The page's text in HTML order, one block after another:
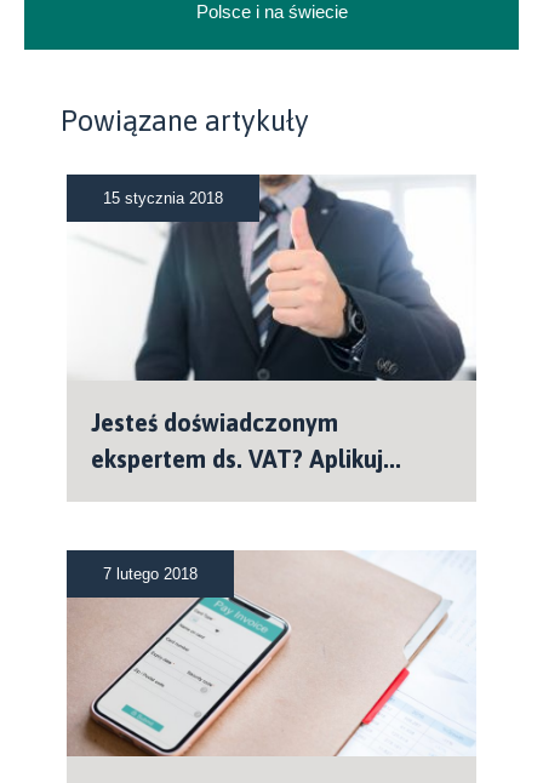
Polsce i na świecie
Powiązane artykuły
15 stycznia 2018
Jesteś doświadczonym
ekspertem ds. VAT? Aplikuj...
7 lutego 2018